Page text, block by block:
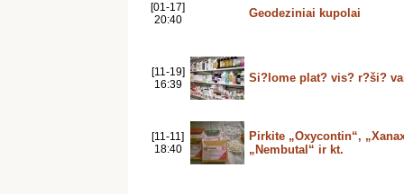
[01-17]
20:40
Geodeziniai kupolai
[11-19]
16:39
Si?lome plat? vis? r?ši?
[11-11]
18:40
Pirkite „Oxycontin“,
„Nembutal“ ir kt.